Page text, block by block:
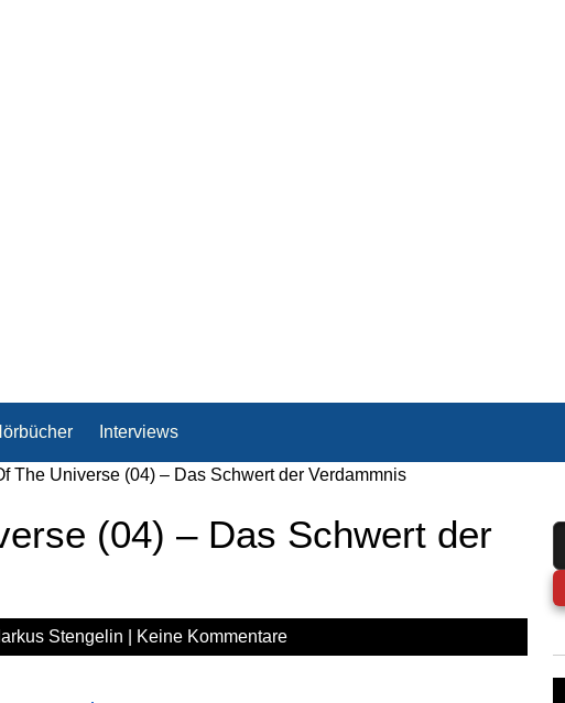
Interviews
The Universe (04) – Das Schwert der Verdammnis
(04) – Das Schwert der
Stengelin Keine Kommentare